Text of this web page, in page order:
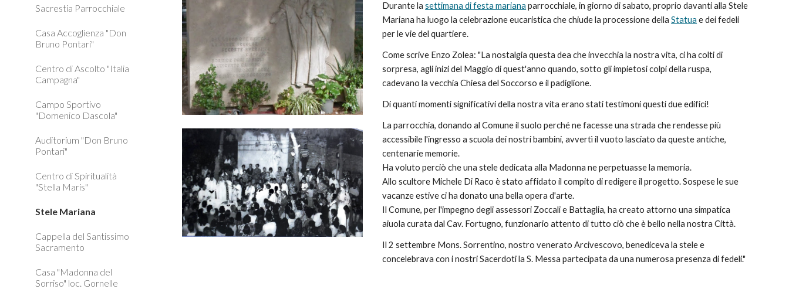
Sacrestia Parrocchiale
Casa Accoglienza "Don
Bruno Pontari"
Centro di Ascolto "Italia
Campagna"
Campo Sportivo
"Domenico Dascola"
Auditorium "Don Bruno
Pontari"
Centro di Spiritualità
"Stella Maris"
Stele Mariana
Cappella del Santissimo
Sacramento
Casa "Madonna del
Sorriso" loc. Gornelle
Durante la settimana di festa mariana parrocchiale, in giorno di sabato, proprio davanti alla Stele
Mariana ha luogo la celebrazione eucaristica che chiude la processione della Statua e dei fedeli
per le vie del quartiere.
Come scrive Enzo Zolea: "La nostalgia questa dea che invecchia la nostra vita, ci ha colti di
sorpresa, agli inizi del Maggio di quest'anno quando, sotto gli impietosi colpi della ruspa,
cadevano la vecchia Chiesa del Soccorso e il padiglione.
Di quanti momenti significativi della nostra vita erano stati testimoni questi due edifici!
La parrocchia, donando al Comune il suolo perché ne facesse una strada che rendesse più
accessibile l'ingresso a scuola dei nostri bambini, avvertì il vuoto lasciato da queste antiche,
centenarie memorie.
Ha voluto perciò che una stele dedicata alla Madonna ne perpetuasse la memoria.
Allo scultore Michele Di Raco è stato affidato il compito di redigere il progetto.Sospese le sue
vacanze estive ci ha donato una bella opera d'arte.
Il Comune, per l'impegno degli assessori Zoccali e Battaglia, ha creato attorno una simpatica
aiuola curata dal Cav. Fortugno, funzionario attento di tutto ciò che è bello nella nostra Città.
Il 2 settembre Mons. Sorrentino, nostro venerato Arcivescovo, benediceva la stele e
concelebrava con i nostri Sacerdoti la S. Messa partecipata da una numerosa presenza di fedeli."